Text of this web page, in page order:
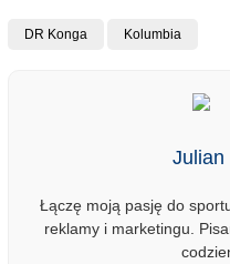
DR Konga Kolumbia
Julian
Łączę moją pasję do
reklamy i marketingu.